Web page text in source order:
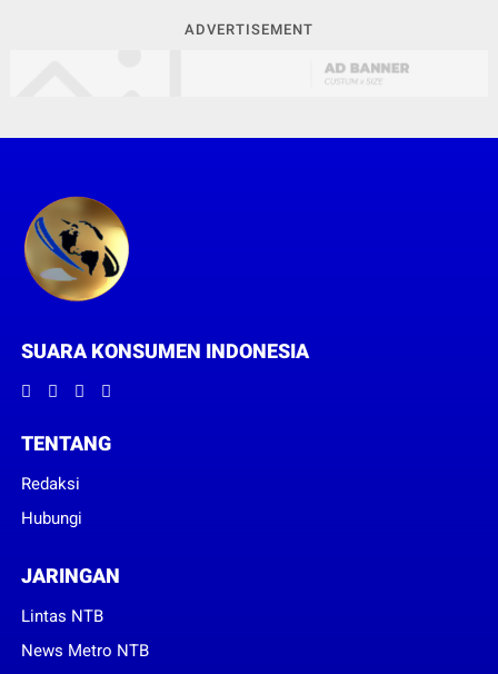
ADVERTISEMENT
SUARA KONSUMEN INDONESIA
TENTANG
Redaksi
Hubungi
JARINGAN
Lintas NTB
News Metro NTB